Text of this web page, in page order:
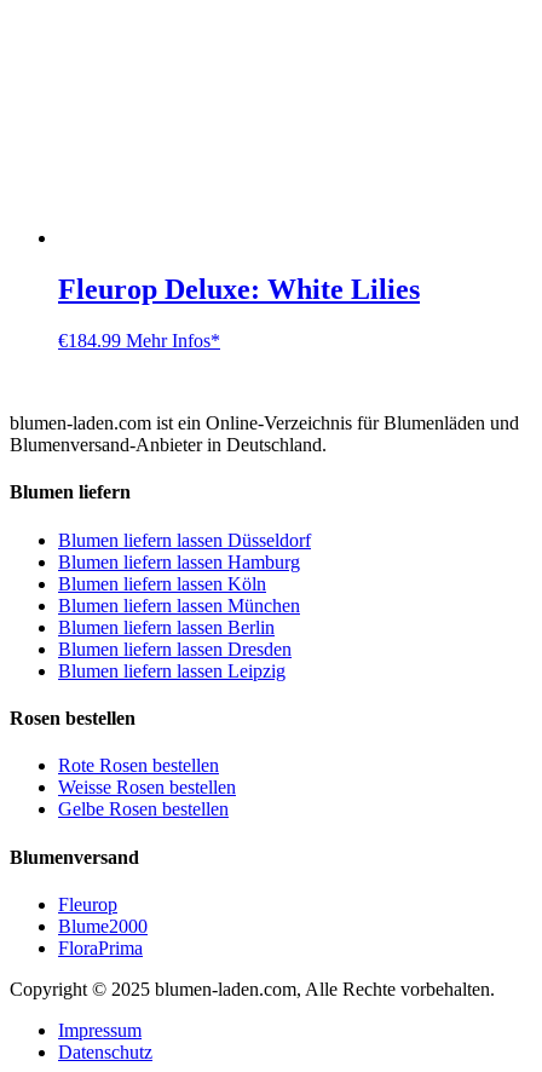
Fleurop Deluxe: White Lilies
€184.99 Mehr Infos*
blumen-laden.com ist ein Online-Verzeichnis für Blumenläden und
Blumenversand-Anbieter in Deutschland.
Blumen liefern
Blumen liefern lassen Düsseldorf
Blumen liefern lassen Hamburg
Blumen liefern lassen Köln
Blumen liefern lassen München
Blumen liefern lassen Berlin
Blumen liefern lassen Dresden
Blumen liefern lassen Leipzig
Rosen bestellen
Rote Rosen bestellen
Weisse Rosen bestellen
Gelbe Rosen bestellen
Blumenversand
Fleurop
Blume2000
FloraPrima
Copyright © 2025 blumen-laden.com, Alle Rechte vorbehalten.
Impressum
Datenschutz